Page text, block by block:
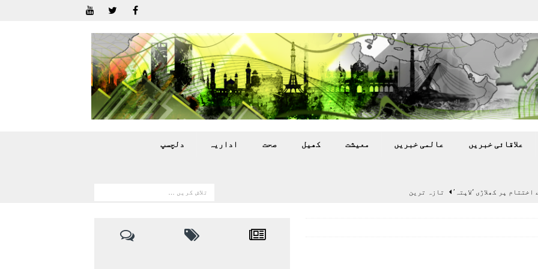
علاقائی خبريں عالمی خبريں معيشت کھيل صحت اداريہ دلچسپ
پر کھلاڑی ‘لاپتہ’ تازہ ترين